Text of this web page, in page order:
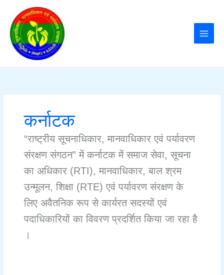
content
कर्नाटक
“राष्ट्रीय सूचनाधिकार, मानवाधिकार एवं पर्यावरण
संरक्षण संगठन” में कर्नाटक में समाज सेवा, सूचना
का अधिकार (RTI), मानवाधिकार, बाल श्रम
उन्मूलन, शिक्षा (RTE) एवं पर्यावरण संरक्षण के
लिए अवैतनिक रूप से कार्यरत सदस्यों एवं
पदाधिकारियों का विवरण प्रदर्शित किया जा रहा है
।